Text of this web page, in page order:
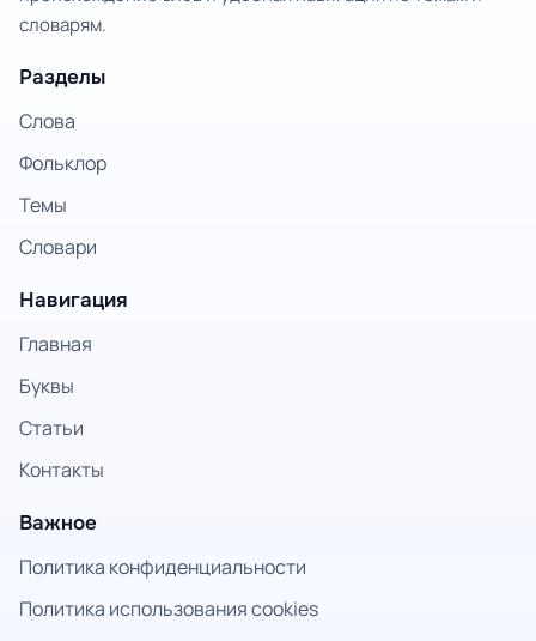
словарям.
Разделы
Слова
Фольклор
Темы
Словари
Навигация
Главная
Буквы
Статьи
Контакты
Важное
Политика конфиденциальности
Политика использования cookies